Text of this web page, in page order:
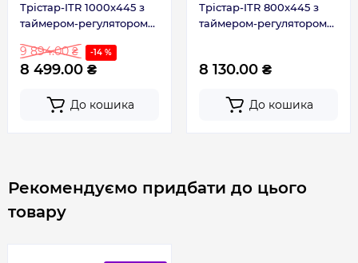
Контакти сервісного центру 0 800 203 530
Трістар-ITR 1000x445 з
таймером-регулятором
9 894.00 ₴ -14 %
8 499.00 ₴
До кошика
Трістар-ITR 800x445 з
таймером-регулятором
8 130.00 ₴
До кошика
Рекомендуємо придбати до цього
товару